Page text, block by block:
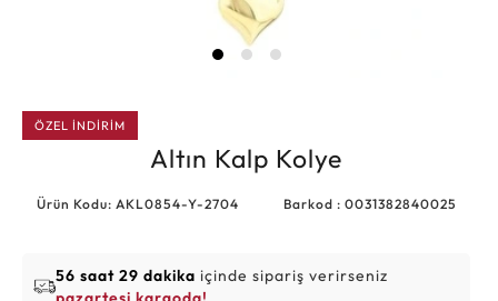
ÖZEL İNDİRİM
Altın Kalp Kolye
Ürün Kodu: AKL0854-Y-2704 Barkod : 0031382840025
56 saat 29 dakika içinde sipariş verirseniz